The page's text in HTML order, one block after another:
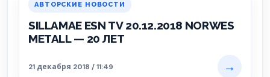
АВТОРСКИЕ НОВОСТИ
SILLAMAE ESN TV 20.12.2018 NORWES
METALL — 20 ЛЕТ
21 декабря 2018 / 11:49 →